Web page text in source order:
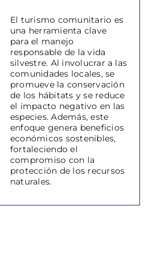
El turismo comunitario es
una herramienta clave
para el manejo
responsable de la vida
silvestre. Al involucrar a las
comunidades locales, se
promueve la conservación
de los hábitats y se reduce
el impacto negativo en las
especies. Además, este
enfoque genera beneficios
económicos sostenibles,
fortaleciendo el
compromiso con la
protección de los recursos
naturales.